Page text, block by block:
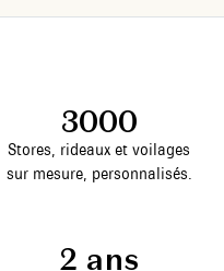
3000
Stores, rideaux et voilages
sur mesure, personnalisés.
2 ans